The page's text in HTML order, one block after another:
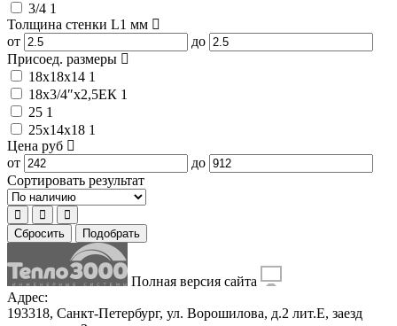
3/4 1
Толщина стенки L1 мм
от
до
Присоед. размеры
18x18x14 1
18x3/4″x2,5ЕК 1
25 1
25x14x18 1
Цена руб
от
до
Сортировать результат
Сбросить Подобрать
Полная версия сайта
Адрес:
193318, Санкт-Петербург, ул. Ворошилова, д.2 лит.Е, заезд